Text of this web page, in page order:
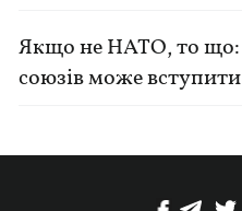
Якщо не НАТО, то що:
союзів може